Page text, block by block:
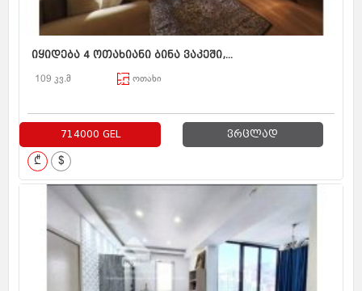
იყიდება 4 ოთახიანი ბინა ვაკეში,...
109 კვ.მ ოთახი
714000 GEL ვრცლად
₾ $